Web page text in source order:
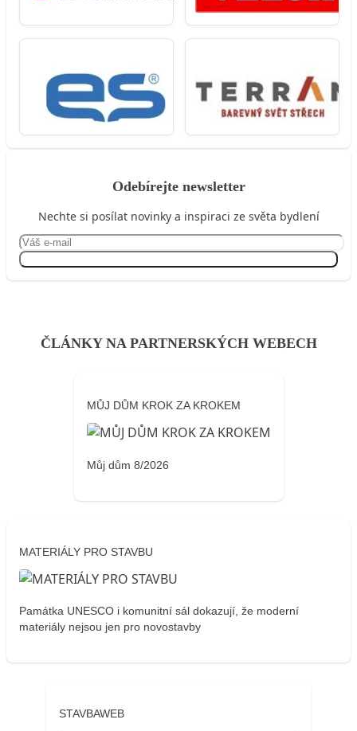
Odebírejte newsletter
Nechte si posílat novinky a inspiraci ze světa bydlení
ČLÁNKY NA PARTNERSKÝCH WEBECH
MŮJ DŮM KROK ZA KROKEM
Můj dům 8/2026
MATERIÁLY PRO STAVBU
Památka UNESCO i komunitní sál dokazují, že moderní
materiály nejsou jen pro novostavby
STAVBAWEB